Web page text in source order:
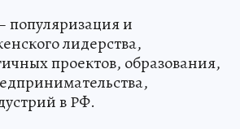
популяризация и
лидерства,
проектов, образования,
в РФ.